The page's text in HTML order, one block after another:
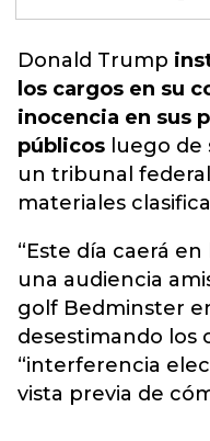
Donald Trump
los cargos en su
inocencia en sus
públicos luego
un tribunal
materiales
“Este día caerá
una audiencia
golf Bedminster
desestimando los
“interferencia
vista previa de